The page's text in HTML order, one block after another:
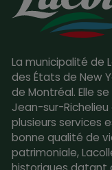
La municipalité de
des États de New
de Montréal. Elle
Jean-sur-
plusieurs services
bonne qualité de
patrimoniale,